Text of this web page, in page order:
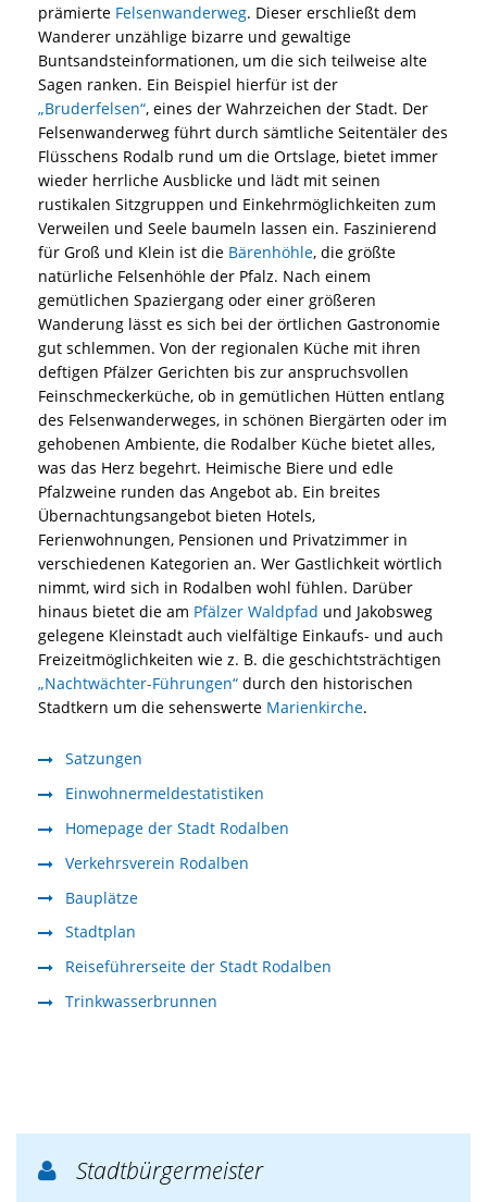
prämierte Felsenwanderweg. Dieser erschließt dem
Wanderer unzählige bizarre und gewaltige
Buntsandsteinformationen, um die sich teilweise alte
Sagen ranken. Ein Beispiel hierfür ist der
„Bruderfelsen“, eines der Wahrzeichen der Stadt. Der
Felsenwanderweg führt durch sämtliche Seitentäler des
Flüsschens Rodalb rund um die Ortslage, bietet immer
wieder herrliche Ausblicke und lädt mit seinen
rustikalen Sitzgruppen und Einkehrmöglichkeiten zum
Verweilen und Seele baumeln lassen ein. Faszinierend
für Groß und Klein ist die Bärenhöhle, die größte
natürliche Felsenhöhle der Pfalz. Nach einem
gemütlichen Spaziergang oder einer größeren
Wanderung lässt es sich bei der örtlichen Gastronomie
gut schlemmen. Von der regionalen Küche mit ihren
deftigen Pfälzer Gerichten bis zur anspruchsvollen
Feinschmeckerküche, ob in gemütlichen Hütten entlang
des Felsenwanderweges, in schönen Biergärten oder im
gehobenen Ambiente, die Rodalber Küche bietet alles,
was das Herz begehrt. Heimische Biere und edle
Pfalzweine runden das Angebot ab. Ein breites
Übernachtungsangebot bieten Hotels,
Ferienwohnungen, Pensionen und Privatzimmer in
verschiedenen Kategorien an. Wer Gastlichkeit wörtlich
nimmt, wird sich in Rodalben wohl fühlen. Darüber
hinaus bietet die am Pfälzer Waldpfad und Jakobsweg
gelegene Kleinstadt auch vielfältige Einkaufs- und auch
Freizeitmöglichkeiten wie z. B. die geschichtsträchtigen
„Nachtwächter-Führungen“durch den historischen
Stadtkern um die sehenswerte Marienkirche.
Satzungen
Einwohnermeldestatistiken
Homepage der Stadt Rodalben
Verkehrsverein Rodalben
Bauplätze
Stadtplan
Reiseführerseite der Stadt Rodalben
Trinkwasserbrunnen
 Stadtbürgermeister